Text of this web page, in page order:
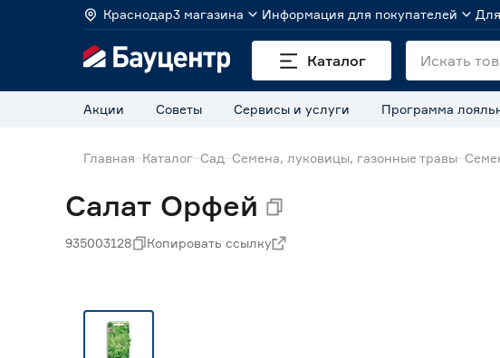
Краснодар3 магазина Информация для покупателей
Каталог
Акции Советы Сервисы и услуги Программа
Главная Каталог Сад Семена, луковицы, газонные травы
Салат Орфей
935003128 Копировать ссылку